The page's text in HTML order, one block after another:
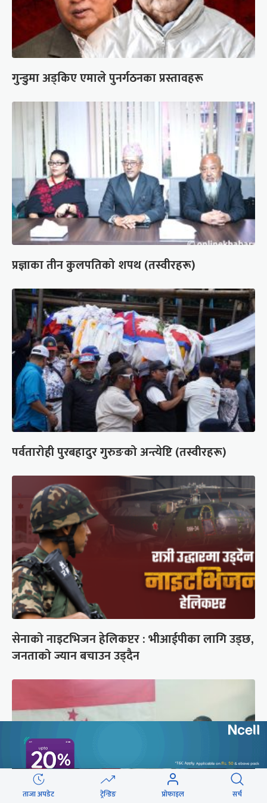
गुन्डुमा अड्किए एमाले पुनर्गठनका प्रस्तावहरू
प्रज्ञाका तीन कुलपतिको शपथ (तस्वीरहरू)
पर्वतारोही पुरबहादुर गुरुङको अन्त्येष्टि (तस्वीरहरू)
सेनाको नाइटभिजन हेलिकप्टर : भीआईपीका लागि उड्छ,
जनताको ज्यान बचाउन उड्दैन
ताजा अपडेट ट्रेन्डिङ प्रोफाइल सर्च